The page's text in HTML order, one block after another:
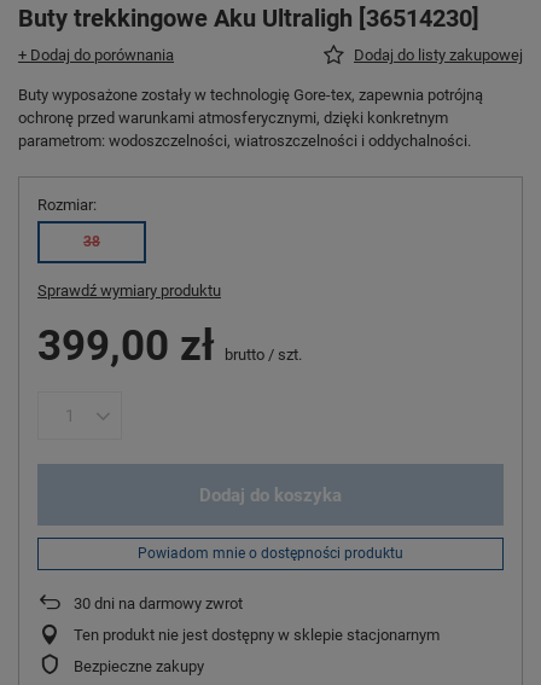
Buty trekkingowe Aku Ultraligh [36514230]
+ Dodaj do porównania Dodaj do listy zakupowej
Buty wyposażone zostały w technologię Gore-tex, zapewnia potrójną
ochronę przed warunkami atmosferycznymi, dzięki konkretnym
parametrom: wodoszczelności, wiatroszczelności i oddychalności.
Rozmiar
38
Sprawdź wymiary produktu
399,00 zł brutto / szt.
Dodaj do koszyka
Powiadom mnie o dostępności produktu
30 dni na darmowy zwrot
Ten produkt nie jest dostępny w sklepie stacjonarnym
Bezpieczne zakupy